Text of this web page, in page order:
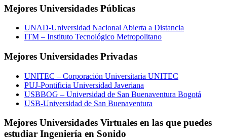
Mejores Universidades Públicas
UNAD-Universidad Nacional Abierta a Distancia
ITM – Instituto Tecnológico Metropolitano
Mejores Universidades Privadas
UNITEC – Corporación Universitaria UNITEC
PUJ-Pontificia Universidad Javeriana
USBBOG – Universidad de San Buenaventura Bogotá
USB-Universidad de San Buenaventura
Mejores Universidades Virtuales en las que puedes
estudiar Ingeniería en Sonido